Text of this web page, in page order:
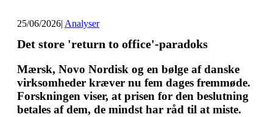
25/06/2026| Analyser
Det store 'return to office'-paradoks
Mærsk, Novo Nordisk og en bølge af danske
virksomheder kræver nu fem dages fremmøde.
Forskningen viser, at prisen for den beslutning
betales af dem, de mindst har råd til at miste.